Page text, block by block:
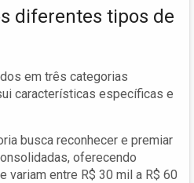
diferentes tipos de
em três categorias
características específicas e
busca reconhecer e premiar
oferecendo
variam entre R$ 30 mil a R$ 60